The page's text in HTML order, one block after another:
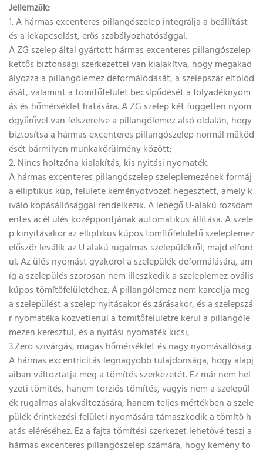
Jellemzők:
1. A hármas excenteres pillangószelep integrálja a beállítást
és a lekapcsolást, erős szabályozhatósággal.
A ZG szelep által gyártott hármas excenteres pillangószelep
kettős biztonsági szerkezettel van kialakítva, hogy megakad
ályozza a pillangólemez deformálódását, a szelepszár eltolód
ását, valamint a tömítőfelület becsípődését a folyadéknyom
ás és hőmérséklet hatására. A ZG szelep két független nyom
ógyűrűvel van felszerelve a pillangólemez alsó oldalán, hogy
biztosítsa a hármas excenteres pillangószelep normál működ
ését bármilyen munkakörülmény között;
2. Nincs holtzóna kialakítás, kis nyitási nyomaték.
A hármas excenteres pillangószelep szeleplemezének formáj
a elliptikus kúp, felülete keményötvözet hegesztett, amely k
iváló kopásállósággal rendelkezik. A lebegő U-alakú rozsdam
entes acél ülés középpontjának automatikus állítása. A szele
p kinyitásakor az elliptikus kúpos tömítőfelületű szeleplemez
először leválik az U alakú rugalmas szelepülékről, majd elford
ul. Az ülés nyomást gyakorol a szelepülék deformálására, am
íg a szelepülés szorosan nem illeszkedik a szeleplemez ovális
kúpos tömítőfelületéhez. A pillangólemez nem karcolja meg
a szelepülést a szelep nyitásakor és zárásakor, és a szelepszá
r nyomatéka közvetlenül a tömítőfelületre kerül a pillangóle
mezen keresztül, és a nyitási nyomaték kicsi,
3.Zero szivárgás, magas hőmérséklet és nagy nyomásállóság.
A hármas excentricitás legnagyobb tulajdonsága, hogy alapj
aiban változtatja meg a tömítés szerkezetét. Ez már nem hel
yzeti tömítés, hanem torziós tömítés, vagyis nem a szelepül
ék rugalmas alakváltozására, hanem teljes mértékben a szele
pülék érintkezési felületi nyomására támaszkodik a tömítő h
atás eléréséhez. Ez a fajta tömítési szerkezet lehetővé teszi a
hármas excenteres pillangószelep számára, hogy kemény tö